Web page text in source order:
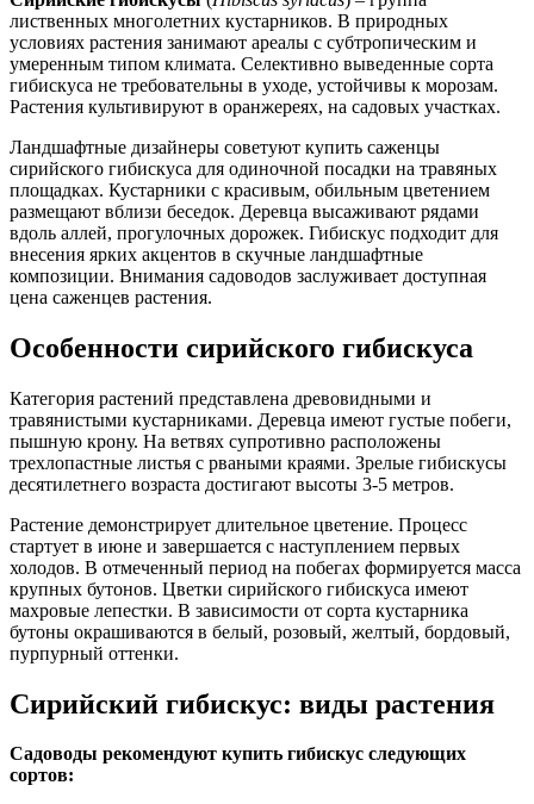
лиственных многолетних кустарников. В природных
условиях растения занимают ареалы с субтропическим и
умеренным типом климата. Селективно выведенные сорта
гибискуса не требовательны в уходе, устойчивы к морозам.
Растения культивируют в оранжереях, на садовых участках.
Ландшафтные дизайнеры советуют купить саженцы
сирийского гибискуса для одиночной посадки на травяных
площадках. Кустарники с красивым, обильным цветением
размещают вблизи беседок. Деревца высаживают рядами
вдоль аллей, прогулочных дорожек. Гибискус подходит для
внесения ярких акцентов в скучные ландшафтные
композиции. Внимания садоводов заслуживает доступная
цена саженцев растения.
Особенности сирийского гибискуса
Категория растений представлена древовидными и
травянистыми кустарниками. Деревца имеют густые побеги,
пышную крону. На ветвях супротивно расположены
трехлопастные листья с рваными краями. Зрелые гибискусы
десятилетнего возраста достигают высоты 3-5 метров.
Растение демонстрирует длительное цветение. Процесс
стартует в июне и завершается с наступлением первых
холодов. В отмеченный период на побегах формируется масса
крупных бутонов. Цветки сирийского гибискуса имеют
махровые лепестки. В зависимости от сорта кустарника
бутоны окрашиваются в белый, розовый, желтый, бордовый,
пурпурный оттенки.
Сирийский гибискус: виды растения
Садоводы рекомендуют купить гибискус следующих
сортов: